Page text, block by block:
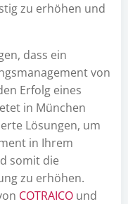
zu erhöhen und
dass ein
von
Erfolg eines
in München
Lösungen, um
in Ihrem
somit die
zu erhöhen.
COTRAICO und